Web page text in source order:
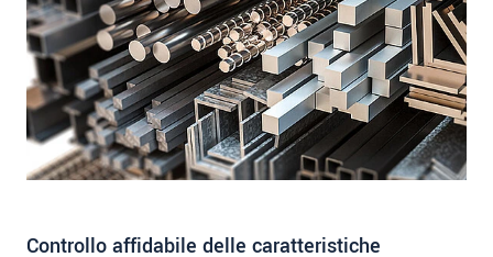
Controllo affidabile delle caratteristiche